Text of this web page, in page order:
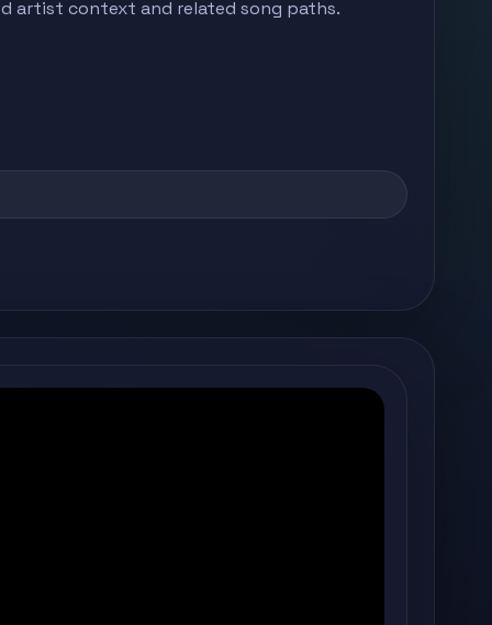
artist context and related song paths.